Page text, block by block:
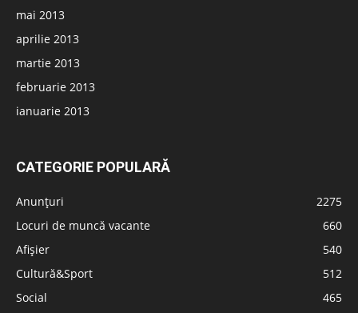
mai 2013
aprilie 2013
martie 2013
februarie 2013
ianuarie 2013
CATEGORIE POPULARĂ
Anunțuri
2275
Locuri de muncă vacante
660
Afișier
540
Cultură&Sport
512
Social
465